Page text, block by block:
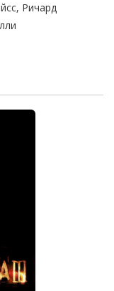
Ричард